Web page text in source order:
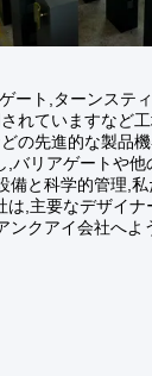
ト,ターンステ
れていますなど
の先進的な製品
バリアゲートや
と科学的管理,
,主要なデザイ
ンクアイ会社へよ